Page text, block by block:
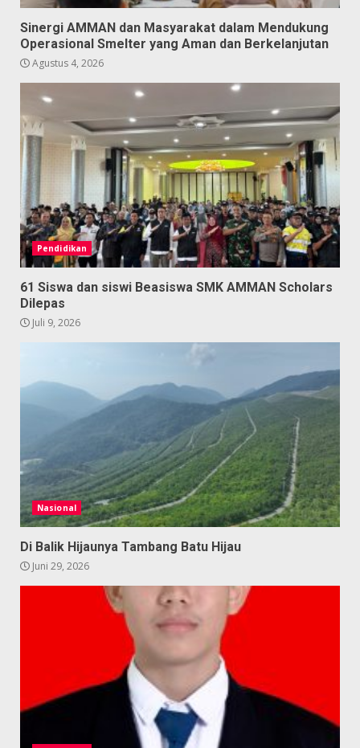
Sinergi AMMAN dan Masyarakat dalam Mendukung
Operasional Smelter yang Aman dan Berkelanjutan
Agustus 4, 2026
Pendidikan
61 Siswa dan siswi Beasiswa SMK AMMAN Scholars
Dilepas
Juli 9, 2026
Nasional
Di Balik Hijaunya Tambang Batu Hijau
Juni 29, 2026